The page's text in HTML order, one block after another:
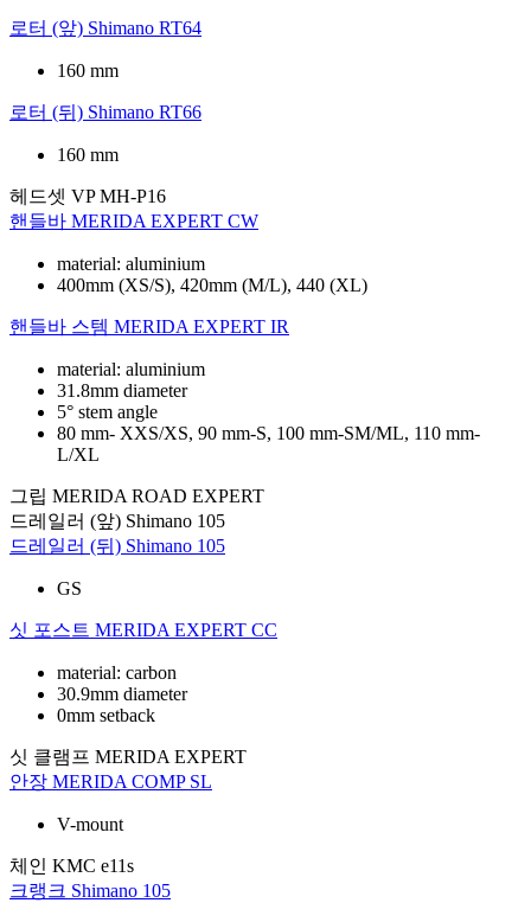
로터 (앞) Shimano RT64
160 mm
로터 (뒤) Shimano RT66
160 mm
헤드셋 VP MH-P16
핸들바 MERIDA EXPERT CW
material: aluminium
400mm (XS/S), 420mm (M/L), 440 (XL)
핸들바 스템 MERIDA EXPERT IR
material: aluminium
31.8mm diameter
5° stem angle
80 mm- XXS/XS, 90 mm-S, 100 mm-SM/ML, 110 mm-
L/XL
그립 MERIDA ROAD EXPERT
드레일러 (앞) Shimano 105
드레일러 (뒤) Shimano 105
GS
싯 포스트 MERIDA EXPERT CC
material: carbon
30.9mm diameter
0mm setback
싯 클램프 MERIDA EXPERT
안장 MERIDA COMP SL
V-mount
체인 KMC e11s
크랭크 Shimano 105